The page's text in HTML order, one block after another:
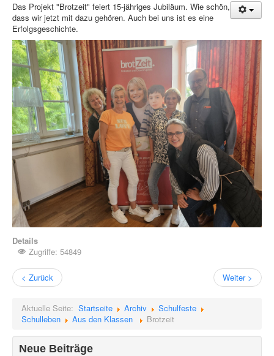
Das Projekt "Brotzeit" feiert 15-jähriges Jubiläum. Wie schön,
dass wir jetzt mit dazu gehören. Auch bei uns ist es eine
Erfolgsgeschichte.
Details
Zugriffe: 54849
< Zurück Weiter >
Aktuelle Seite: Startseite Archiv
Schulfeste
Schulleben
Aus den Klassen Brotzeit
Neue Beiträge